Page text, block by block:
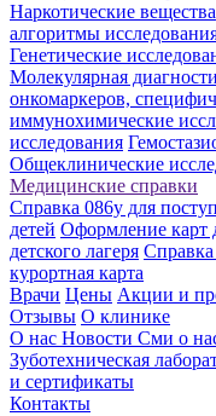
Наркотические вещества
алгоритмы
Генетические
Молекулярная
онкомаркеров,
иммунохимические
исследования
Общеклинические
Медицинские справки
Справка 086у для
детей Оформление карт
детского лагеря Справка
курортная карта
Врачи Цены Акции и
Отзывы О клинике
О нас Новости Сми о
Зуботехническая
и сертификаты
Контакты